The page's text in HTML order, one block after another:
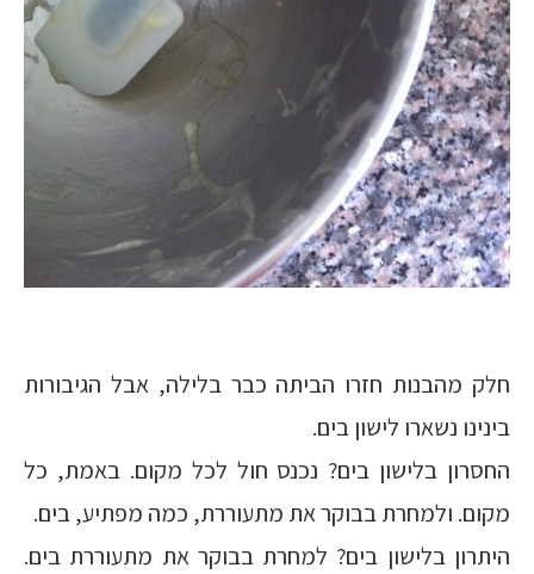
חלק מהבנות חזרו הביתה כבר בלילה, אבל הגיבורות
בינינו נשארו לישון בים.
החסרון בלישון בים? נכנס חול לכל מקום. באמת, כל
מקום. ולמחרת בבוקר את מתעוררת, כמה מפתיע, בים.
היתרון בלישון בים? למחרת בבוקר את מתעוררת בים.